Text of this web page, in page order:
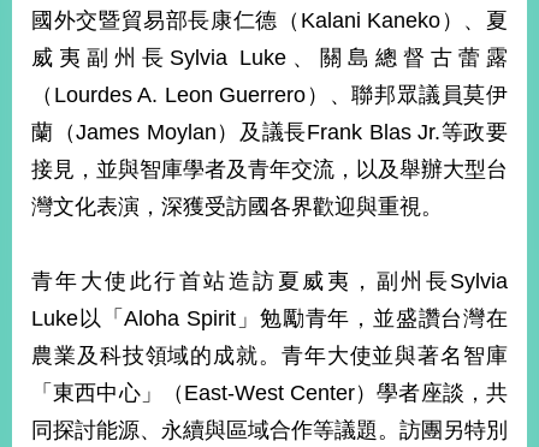
不
落
國
海
和
平
護
回
首
頁
網
站
導
於
國外交暨貿易部長康仁德（Kalani Kaneko）、夏
威夷副州長Sylvia Luke、關島總督古蕾露
（Lourdes A. Leon Guerrero）、聯邦眾議員莫伊
蘭（James Moylan）及議長Frank Blas Jr.等政要
接見，並與智庫學者及青年交流，以及舉辦大型台
灣文化表演，深獲受訪國各界歡迎與重視。
青年大使此行首站造訪夏威夷，副州長Sylvia
Luke以「Aloha Spirit」勉勵青年，並盛讚台灣在
農業及科技領域的成就。青年大使並與著名智庫
「東西中心」（East-West Center）學者座談，共
同探討能源、永續與區域合作等議題。訪團另特別